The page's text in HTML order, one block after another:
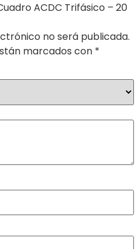
ACDC Trifásico – 20
no será publicada.
marcados con *